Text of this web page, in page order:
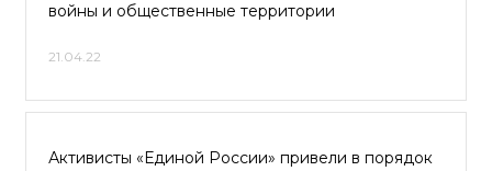
войны и общественные территории
21.04.22
Активисты «Единой России» привели в порядок